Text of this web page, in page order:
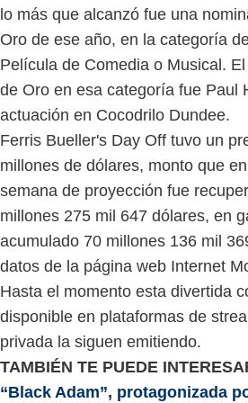
lo más que alcanzó fue una
Oro de ese año, en la categoría
Película de Comedia o Musical.
de Oro en esa categoría fue Paul
actuación en Cocodrilo Dundee.
Ferris Bueller's Day Off tuvo un
millones de dólares, monto que
semana de proyección fue
millones 275 mil 647 dólares, en
acumulado 70 millones 136 mil
datos de la página web Internet
Hasta el momento esta divertida
disponible en plataformas de
privada la siguen emitiendo.
TAMBIÉN TE PUEDE
“Black Adam”, protagonizada